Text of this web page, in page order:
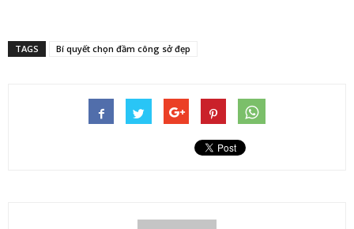
TAGS Bí quyết chọn đầm công sở đẹp